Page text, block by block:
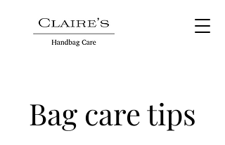
Bag care tips